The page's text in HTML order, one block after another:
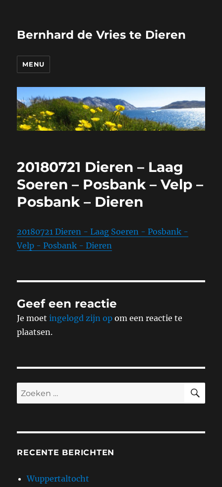
Bernhard de Vries te Dieren
MENU
20180721 Dieren – Laag
Soeren – Posbank – Velp –
Posbank – Dieren
20180721 Dieren - Laag Soeren - Posbank -
Velp - Posbank - Dieren
Geef een reactie
Je moetingelogd zijn op om een reactie te
plaatsen.
Zoeken
naar:
RECENTE BERICHTEN
Wuppertaltocht